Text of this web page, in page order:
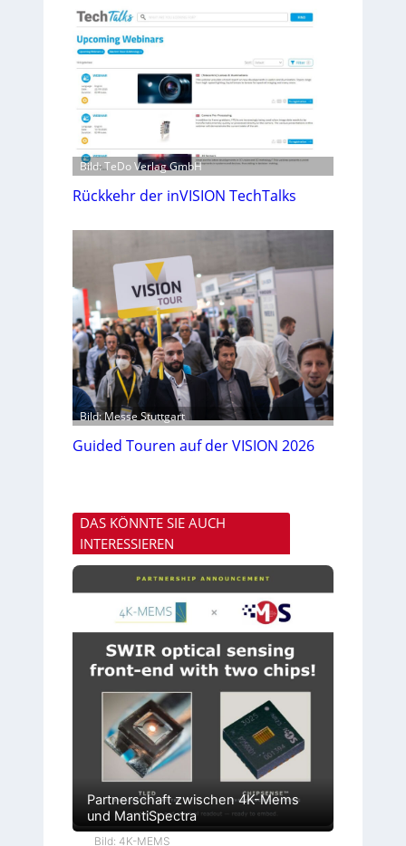
Bild: TeDo Verlag GmbH
Rückkehr der inVISION TechTalks
Bild: Messe Stuttgart
Guided Touren auf der VISION 2026
DAS KÖNNTE SIE AUCH
INTERESSIEREN
Partnerschaft zwischen 4K-Mems
und MantiSpectra
Bild: 4K-MEMS